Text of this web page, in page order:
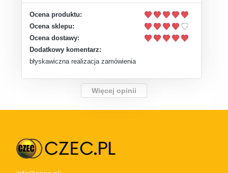
Ocena produktu:
Ocena sklepu:
Ocena dostawy:
Dodatkowy komentarz:
błyskawiczna realizacja zamówienia
Więcej opinii